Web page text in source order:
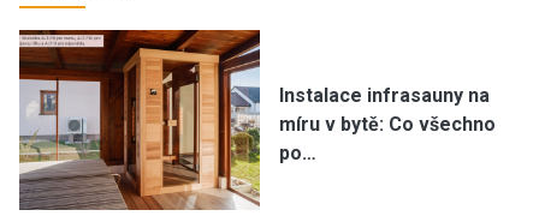
Instalace infrasauny na
míru v bytě: Co všechno
po…